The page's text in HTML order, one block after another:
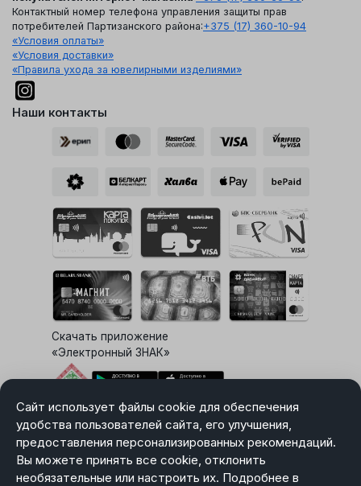
Сайт использует файлы cookie для обеспечения
удобства пользователей сайта, его улучшения,
предоставления персонализированных рекомендаций.
Вы можете принять все cookie, отклонить
необязательные или настроить их. Подробнее в
Контактный номер телефона управления защиты прав
потребителей Партизанского района:+375 (17) 360-10-94
«Условия оплаты»
«Условия доставки»
«Правила ухода за ювелирными изделиями»
Наши контакты
Скачать приложение
«Электронный ЗНАК»
Выбор настроек Cookie
Карта сайта